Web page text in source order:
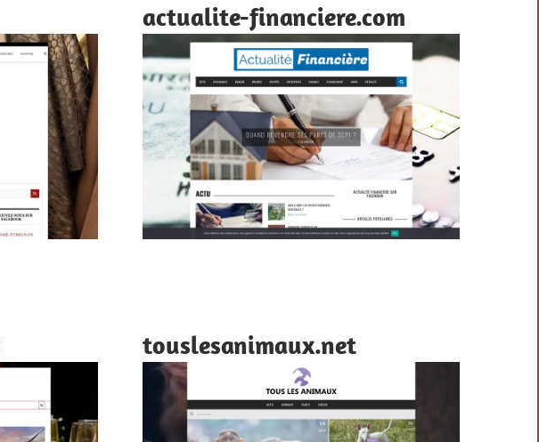
actualite-financiere.com
touslesanimaux.net